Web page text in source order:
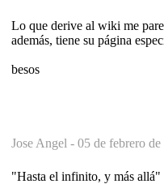
Lo que derive al wiki me
además, tiene su página
besos
Jose Angel - 05 de febrero
"Hasta el infinito, y más